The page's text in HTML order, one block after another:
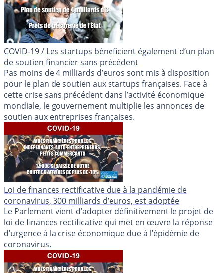
COVID-19 / Les startups bénéficient également d’un plan
de soutien financier sans précédent
Pas moins de 4 milliards d’euros sont mis à disposition
pour le plan de soutien aux startups françaises. Face à
cette crise sans précédent dans l’activité économique
mondiale, le gouvernement multiplie les annonces de
soutien aux entreprises françaises.
Loi de finances rectificative due à la pandémie de
coronavirus, 300 milliards d’euros, est adoptée
Le Parlement vient d’adopter définitivement le projet de
loi de finances rectificative qui met en œuvre la réponse
d’urgence à la crise économique due à l’épidémie de
coronavirus.